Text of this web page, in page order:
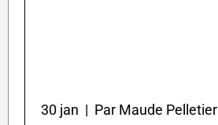
30 jan | Par Maude Pelletier